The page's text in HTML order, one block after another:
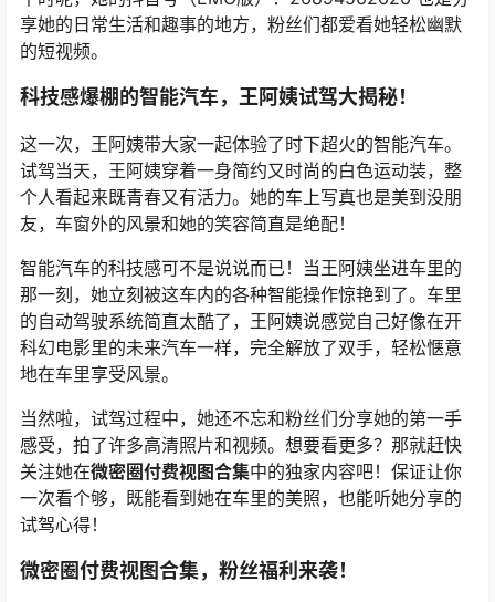
享她的日常生活和趣事的地方，粉丝们都爱看她轻松幽默
的短视频。
科技感爆棚的智能汽车，王阿姨试驾大揭秘！
这一次，王阿姨带大家一起体验了时下超火的智能汽车。
试驾当天，王阿姨穿着一身简约又时尚的白色运动装，整
个人看起来既青春又有活力。她的车上写真也是美到没朋
友，车窗外的风景和她的笑容简直是绝配！
智能汽车的科技感可不是说说而已！当王阿姨坐进车里的
那一刻，她立刻被这车内的各种智能操作惊艳到了。车里
的自动驾驶系统简直太酷了，王阿姨说感觉自己好像在开
科幻电影里的未来汽车一样，完全解放了双手，轻松惬意
地在车里享受风景。
当然啦，试驾过程中，她还不忘和粉丝们分享她的第一手
感受，拍了许多高清照片和视频。想要看更多？那就赶快
关注她在微密圈付费视图合集中的独家内容吧！保证让你
一次看个够，既能看到她在车里的美照，也能听她分享的
试驾心得！
微密圈付费视图合集，粉丝福利来袭！